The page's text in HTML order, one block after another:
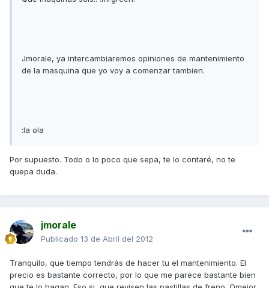
Jmorale, ya intercambiaremos opiniones de mantenimiento
de la masquina que yo voy a comenzar tambien.
:la ola
Por supuesto. Todo o lo poco que sepa, te lo contaré, no te
quepa duda.
jmorale
Publicado 13 de Abril del 2012
Tranquilo, que tiempo tendrás de hacer tu el mantenimiento. El
precio es bastante correcto, por lo que me parece bastante bien